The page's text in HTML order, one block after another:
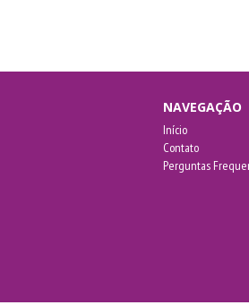
NAVEGAÇÃO
Início
Contato
Perguntas